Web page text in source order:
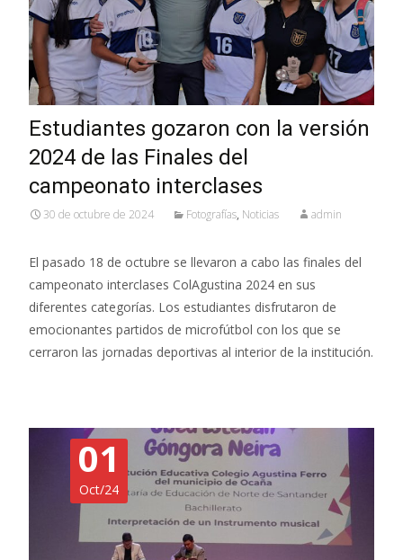
Estudiantes gozaron con la versión
2024 de las Finales del
campeonato interclases
30 de octubre de 2024 Fotografías, Noticias admin
El pasado 18 de octubre se llevaron a cabo las finales del
campeonato interclases ColAgustina 2024 en sus
diferentes categorías. Los estudiantes disfrutaron de
emocionantes partidos de microfútbol con los que se
cerraron las jornadas deportivas al interior de la institución.
01
Oct/24